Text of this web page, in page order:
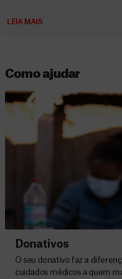
LEIA MAIS
Como ajudar
Donativos
O seu donativo faz a
cuidados médicos a quem